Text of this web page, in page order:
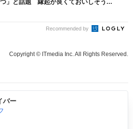
」と話題 縁起が良くておいしそう...
Recommended by
Copyright © ITmedia Inc. All Rights Reserved.
バー